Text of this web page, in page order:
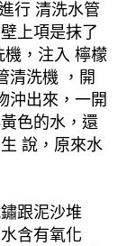
行 清洗水管
上項是抹了
，注入 檸檬
清洗機 ，開
沖出來，一開
色的水，還
說，原來水
跟泥沙堆
含有氧化